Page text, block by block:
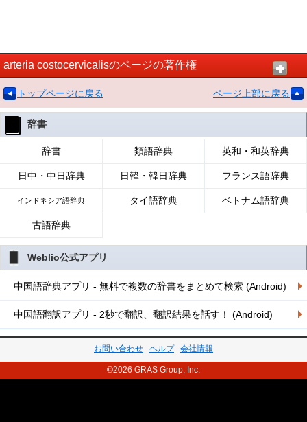
arteria costocervicalisのページの著作権
トップページに戻る ページ上部に戻る
辞書
辞書 類語辞典 英和・和英辞典
日中・中日辞典 日韓・韓日辞典 フランス語辞典
インドネシア語辞典 タイ語辞典 ベトナム語辞典
古語辞典
Weblio公式アプリ
中国語辞典アプリ - 無料で複数の辞書をまとめて検索 (Android)
中国語翻訳アプリ - 2秒で翻訳、翻訳結果を話す！ (Android)
お問い合わせ ヘルプ 会社情報
©2026 GRAS Group, Inc.